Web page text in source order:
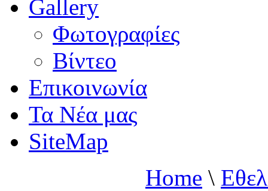
Gallery
Φωτογραφίες
Βίντεο
Επικοινωνία
Τα Νέα μας
SiteMap
Home \